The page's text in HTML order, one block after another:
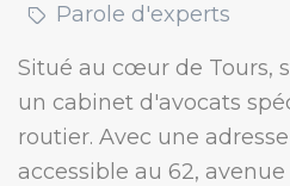
Parole d'experts
Situé au cœur de Tours,
un cabinet d'avocats
routier. Avec une
accessible au 62,